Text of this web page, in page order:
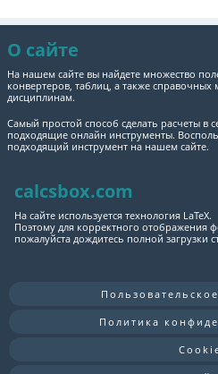
О сайте
На нашем сайте вы найдете множество
конвертеров, таблиц, а также
дисциплинам.
Самый простой способ сделать расчеты в
подходящие онлайн инструменты.
подходящий инструмент на нашем сайте.
calcsbox.com
На сайте используется технология LaTeX.
Поэтому для корректного отображения
пожалуйста дождитесь полной загрузки
Политика